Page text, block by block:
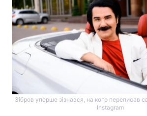
Зібров уперше зізнався, на кого переписав
Instagram